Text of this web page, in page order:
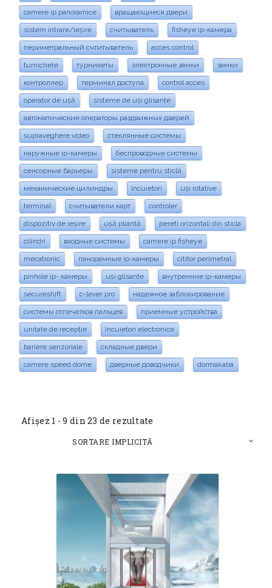
camere ip panoramice вращающиеся двери
sistem intrare/ieșire считыватель fisheye ip-камера
периметральный счтитыватель acces control
turnichete турникеты электронные замки замки
контроллер терминал доступа control acces
operator de ușă sisteme de uși glisante
автоматические операторы раздвижных дверей
supraveghere video стеклянные системы
наружные ip-камеры беспроводные системы
сенсорные барьеры sisteme pentru sticlă
механические цилиндры încuietori uși rotative
terminal считыватели карт controler
dispozitiv de ieșire ușă pliantă pereti orizontali din sticla
cilindri входные системы camere ip fisheye
mecatronic панорамные ip-камеры cititor perimetral
pinhole ip- камеры uși glisante внутренние ip-камеры
secureshift c-lever pro надежное заблокирование
системы отпечатков пальцев приемные устройства
unitate de recepție încuietori electronice
bariere senzoriale складные двери
camere speed dome дверные доводчики dormakaba
Afișez 1 - 9 din 23 de rezultate